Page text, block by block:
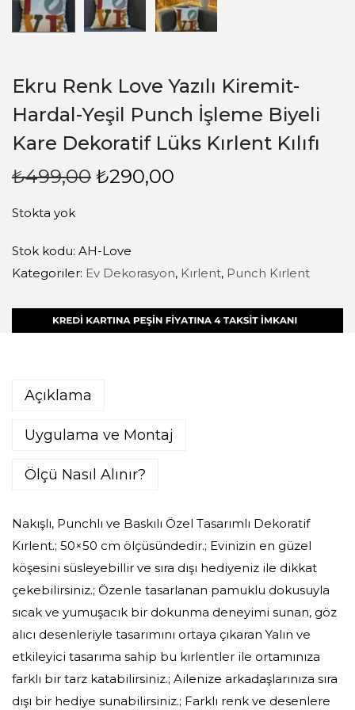
Ekru Renk Love Yazılı Kiremit-
Hardal-Yeşil Punch İşleme Biyeli
Kare Dekoratif Lüks Kırlent Kılıfı
₺499,00 ₺290,00
Stokta yok
Stok kodu: AH-Love
Kategoriler: Ev Dekorasyon, Kırlent, Punch Kırlent
Açıklama
Uygulama ve Montaj
Ölçü Nasıl Alınır?
Nakışlı, Punchlı ve Baskılı Özel Tasarımlı Dekoratif
Kırlent.; 50×50 cm ölçüsündedir.; Evinizin en güzel
köşesini süsleyebillir ve sıra dışı hediyeniz ile dikkat
çekebilirsiniz.; Özenle tasarlanan pamuklu dokusuyla
sıcak ve yumuşacık bir dokunma deneyimi sunan, göz
alıcı desenleriyle tasarımını ortaya çıkaran Yalın ve
etkileyici tasarıma sahip bu kırlentler ile ortamınıza
farklı bir tarz katabilirsiniz.; Ailenize arkadaşlarınıza sıra
dışı bir hediye sunabilirsiniz.; Farklı renk ve desenlere